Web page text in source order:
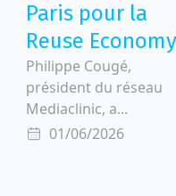
Paris pour la
Reuse Economy
Philippe Cougé,
président du réseau
Mediaclinic, a...
01/06/2026